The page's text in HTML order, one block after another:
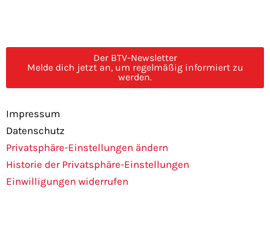
a
c
e
b
o
n
s
t
a
g
Der BTV-Newsletter
Melde dich jetzt an, um regelmäßig informiert zu
werden.
Impressum
Datenschutz
Privatsphäre-Einstellungen ändern
Historie der Privatsphäre-Einstellungen
Einwilligungen widerrufen